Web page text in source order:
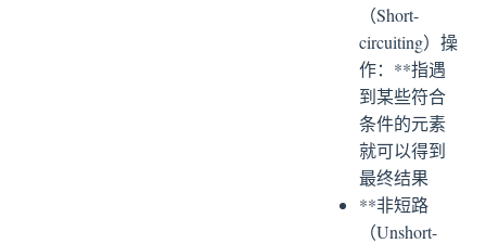
（Short-
circuiting）操
作：**指遇
到某些符合
条件的元素
就可以得到
最终结果
**非短路
（Unshort-